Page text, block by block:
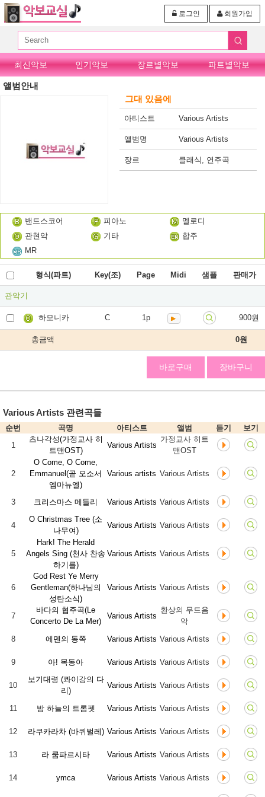
회원가입
로그인
최신악보 인기악보 장르별악보 파트별악보
앨범안내
그대 있음에
아티스트 Various Artists
앨범명 Various Artists
장르 클래식, 연주곡
밴드스코어 피아노
멜로디
관현악
기타
합주
MR
형식(파트) Key(조) Page Midi 샘플 판매가
관악기
하모니카 C 1p 900원
총금액 0원
바로구매 장바구니
Various Artists 관련곡들
순번 곡명 아티스트 앨범 듣기
보기
1
츠나각성(가정교사 히
트맨OST)
Various Artists
가정교사 히트
맨OST
2
O Come, O Come,
Emmanuel(곧 오소서
엠마뉴엘)
Various artists Various Artists
3 크리스마스 메들리 Various Artists Various Artists
4
O Christmas Tree (소
나무여)
Various Artists Various Artists
5
Hark! The Herald
Angels Sing (천사 찬송
하기를)
Various Artists Various Artists
6
God Rest Ye Merry
Gentleman(하나님의
성탄소식)
Various Artists Various Artists
7
바다의 협주곡(Le
Concerto De La Mer)
Various Artists
환상의 무드음
악
8
에덴의 동쪽 Various Artists Various Artists
9 아! 목동아 Various Artists Various Artists
10
보기대령 (콰이강의 다
리)
Various Artists Various Artists
11 밤 하늘의 트롬펫 Various Artists Various Artists
12 라쿠카라차 (바퀴벌레) Various Artists Various Artists
13 라 쿰파르시타 Various Artists Various Artists
14 ymca Various Artists Various Artists